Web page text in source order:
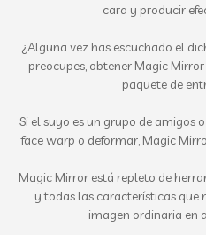
cara y producir
¿Alguna vez has escuchado el
preocupes, obtener Magic
paquete de
Si el suyo es un grupo de amigos
face warp o deformar, Magic
Magic Mirror está repleto de
y todas las características que
imagen ordinaria en